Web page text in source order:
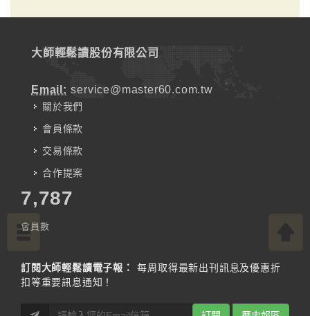
大師輕鬆讀股份有限公司
Email: service@master60.com.tw
關於我們
會員條款
交易條款
合作提案
7,787
會員數
訂閱大師輕鬆讀電子報：
每周取得最新出刊訊息及優惠折
扣等重要訊息通知！